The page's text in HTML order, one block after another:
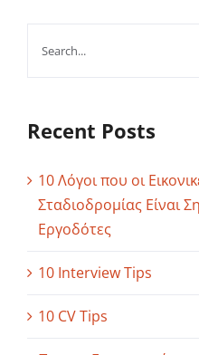
for:
Recent Posts
10 Λόγοι που οι
Σταδιοδρομίας Είναι
Εργοδότες
10 Interview Tips
10 CV Tips